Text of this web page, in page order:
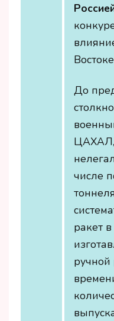
До
ЦАХАЛ,
числе
ракет
ручной